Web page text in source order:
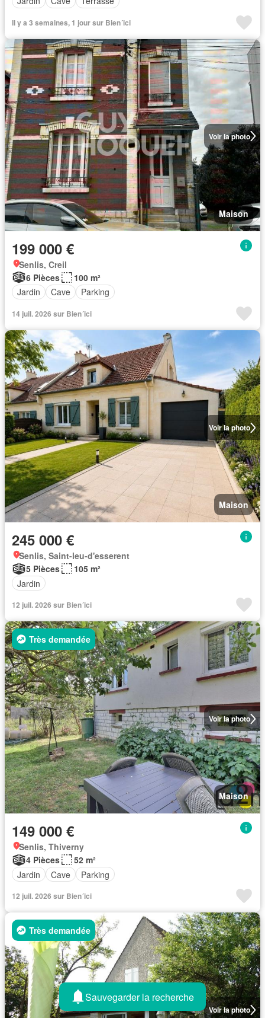
Il y a 3 semaines, 1 jour sur Bien´ici
Voir la photo
Maison
199 000 €
Senlis, Creil
6 Pièces
100 m²
Jardin
Cave Parking
14 juil. 2026 sur Bien´ici
Voir la photo
Maison
245 000 €
Senlis, Saint-leu-d'esserent
5 Pièces
105 m²
Jardin
12 juil. 2026 sur Bien´ici
Voir la photo
Très demandée
Maison
149 000 €
Senlis, Thiverny
4 Pièces
52 m²
Jardin
Cave Parking
12 juil. 2026 sur Bien´ici
Voir la photo
Très demandée
Sauvegarder la recherche